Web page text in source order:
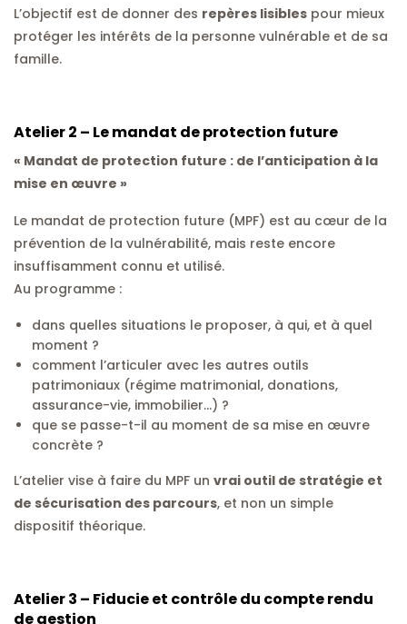
L’objectif est de donner des repères lisibles pour mieux
protéger les intérêts de la personne vulnérable et de sa
famille.
Atelier 2 – Le mandat de protection future
« Mandat de protection future : de l’anticipation à la
mise en œuvre »
Le mandat de protection future (MPF) est au cœur de la
prévention de la vulnérabilité, mais reste encore
insuffisamment connu et utilisé.
Au programme :
dans quelles situations le proposer, à qui, et à quel
moment ?
comment l’articuler avec les autres outils
patrimoniaux (régime matrimonial, donations,
assurance-vie, immobilier…) ?
que se passe-t-il au moment de sa mise en œuvre
concrète ?
L’atelier vise à faire du MPF un vrai outil de stratégie et
de sécurisation des parcours, et non un simple
dispositif théorique.
Atelier 3 – Fiducie et contrôle du compte rendu
de gestion